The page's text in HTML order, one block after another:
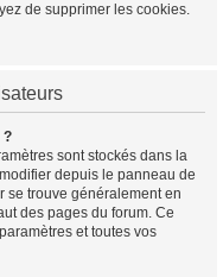
de supprimer les cookies.
?
sont stockés dans la
depuis le panneau de
se trouve généralement en
des pages du forum. Ce
et toutes vos